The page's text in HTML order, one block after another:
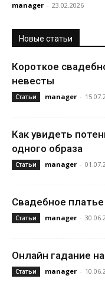
manager - 23.02.2026
Новые статьи
Короткое
невесты
Статьи manager -
Как увидеть
одного образа
Статьи manager -
Свадебное
Статьи manager -
Онлайн гадание
Статьи manager -